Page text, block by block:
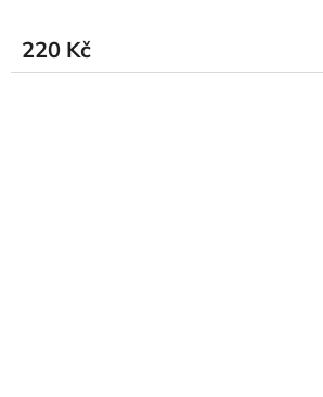
220 Kč